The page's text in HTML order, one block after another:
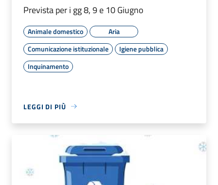
Prevista per i gg 8, 9 e 10 Giugno
Animale domestico
Aria
Comunicazione istituzionale
Igiene pubblica
Inquinamento
LEGGI DI PIÙ